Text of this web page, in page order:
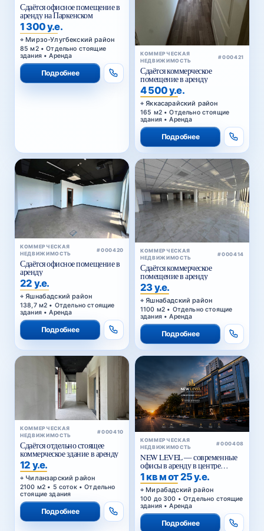
Сдаётся офисное помещение в
аренду на Паркенском
1 300 у.е.
Мирзо-Улугбекский район
85 м2 • Отдельно стоящие
здания • Аренда
Подробнее
КОММЕРЧЕСКАЯ
НЕДВИЖИМОСТЬ
#000421
Сдаётся коммерческое
помещение в аренду
4 500 у.е.
Яккасарайский район
165 м2 • Отдельно стоящие
здания • Аренда
Подробнее
КОММЕРЧЕСКАЯ
НЕДВИЖИМОСТЬ
#000420
Сдаётся офисное помещение в
аренду
22 у.е.
Яшнабадский район
138,7 м2 • Отдельно стоящие
здания • Аренда
Подробнее
КОММЕРЧЕСКАЯ
НЕДВИЖИМОСТЬ
#000414
Сдаётся коммерческое
помещение в аренду
23 у.е.
Яшнабадский район
1100 м2 • Отдельно стоящие
здания • Аренда
Подробнее
КОММЕРЧЕСКАЯ
НЕДВИЖИМОСТЬ
#000410
Сдаётся отдельно стоящее
коммерческое здание в аренду
12 у.е.
Чиланзарский район
2100 м2 • 5 соток • Отдельно
стоящие здания
Подробнее
КОММЕРЧЕСКАЯ
НЕДВИЖИМОСТЬ
#000408
NEW LEVEL — современные
офисы в аренду в центре
Ташкента от 25 уе за м²
1 кв м от 25 у.е.
Мирабадский район
100 до 300 • Отдельно стоящие
здания • Аренда
Подробнее